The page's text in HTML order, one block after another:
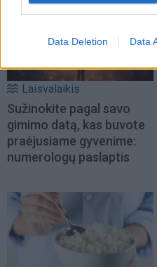
Data Deletion Data
Laisvalaikis
Sužinokite pagal savo
gimimo datą, kas buvote
praėjusiame gyvenime:
numerologų paslaptis